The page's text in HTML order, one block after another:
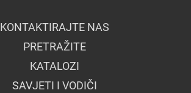
KONTAKTIRAJTE NAS
PRETRAŽITE
KATALOZI
SAVJETI I VODIČI